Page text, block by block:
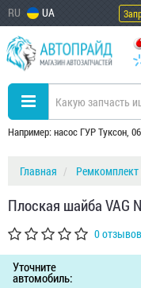
RU UA
Например: насос ГУР Туксон,
Главная Ремкомплект
Плоская шайба VAG
0 отзывов
Уточните
автомобиль: